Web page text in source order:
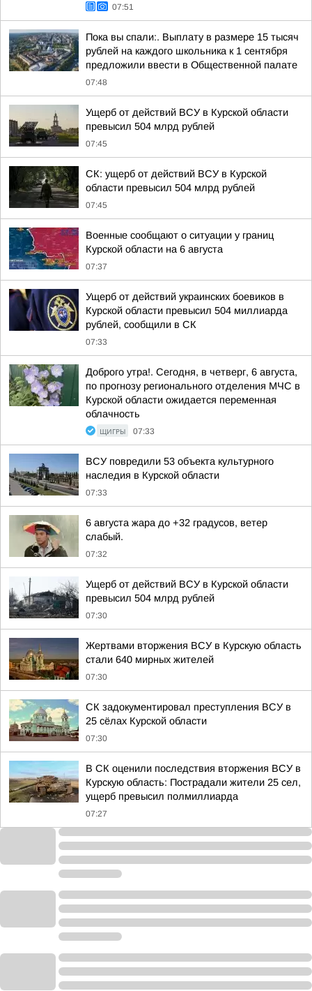
07:51
Пока вы спали:. Выплату в размере 15 тысяч
рублей на каждого школьника к 1 сентября
предложили ввести в Общественной палате
07:48
Ущерб от действий ВСУ в Курской области
превысил 504 млрд рублей
07:45
СК: ущерб от действий ВСУ в Курской
области превысил 504 млрд рублей
07:45
Военные сообщают о ситуации у границ
Курской области на 6 августа
07:37
Ущерб от действий украинских боевиков в
Курской области превысил 504 миллиарда
рублей, сообщили в СК
07:33
Доброго утра!. Сегодня, в четверг, 6 августа,
по прогнозу регионального отделения МЧС в
Курской области ожидается переменная
облачность
ЩИГРЫ 07:33
ВСУ повредили 53 объекта культурного
наследия в Курской области
07:33
6 августа жара до +32 градусов, ветер
слабый.
07:32
Ущерб от действий ВСУ в Курской области
превысил 504 млрд рублей
07:30
Жертвами вторжения ВСУ в Курскую область
стали 640 мирных жителей
07:30
СК задокументировал преступления ВСУ в
25 сёлах Курской области
07:30
В СК оценили последствия вторжения ВСУ в
Курскую область: Пострадали жители 25 сел,
ущерб превысил полмиллиарда
07:27